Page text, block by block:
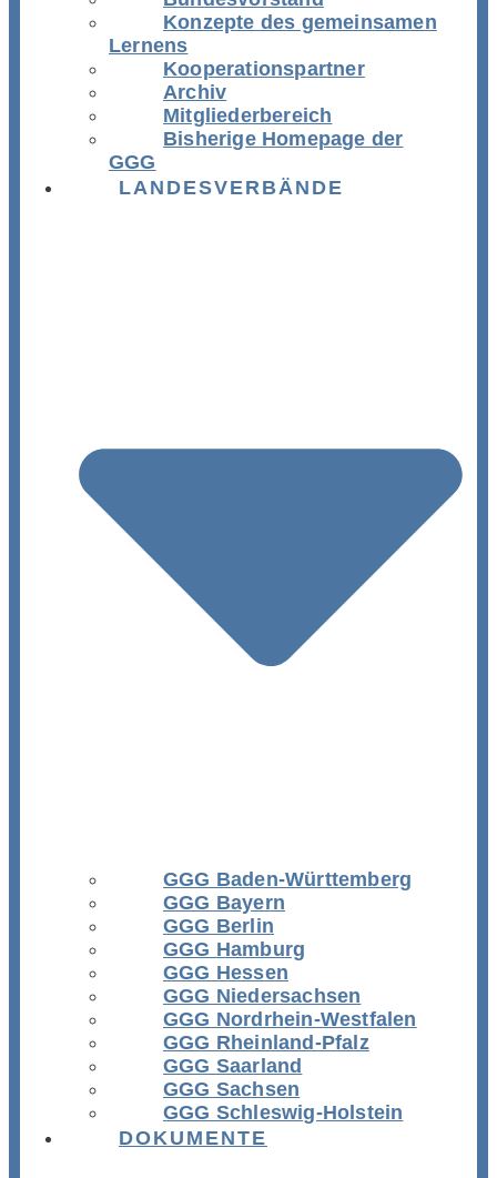
Konzepte des gemeinsamen
Lernens
Kooperationspartner
Archiv
Mitgliederbereich
Bisherige Homepage der
GGG
LANDESVERBÄNDE
GGG Baden-Württemberg
GGG Bayern
GGG Berlin
GGG Hamburg
GGG Hessen
GGG Niedersachsen
GGG Nordrhein-Westfalen
GGG Rheinland-Pfalz
GGG Saarland
GGG Sachsen
GGG Schleswig-Holstein
DOKUMENTE